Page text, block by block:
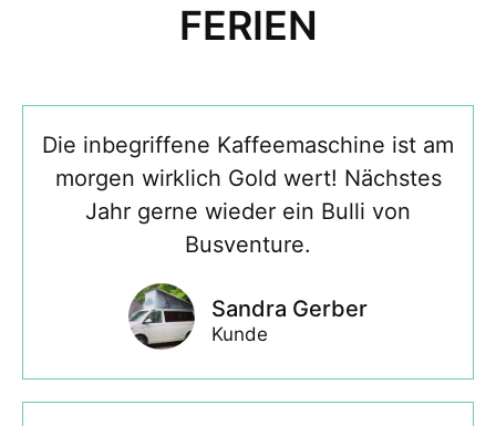
FERIEN
Die inbegriffene Kaffeemaschine ist am
morgen wirklich Gold wert! Nächstes
Jahr gerne wieder ein Bulli von
Busventure.
Sandra Gerber
Kunde